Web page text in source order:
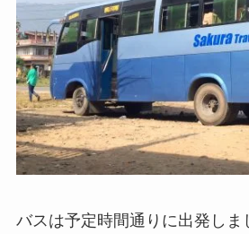
バスは予定時間通りに出発しま